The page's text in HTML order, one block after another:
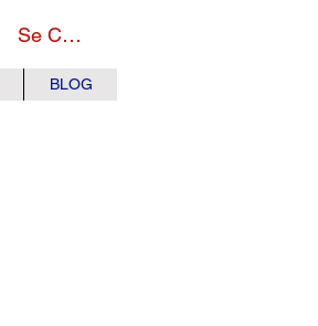
Se Connecter
BLOG